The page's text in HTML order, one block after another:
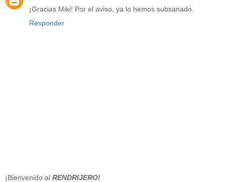
¡Gracias Miki! Por el aviso, ya lo hemos subsanado.
Responder
¡Bienvenido al RENDRIJERO!